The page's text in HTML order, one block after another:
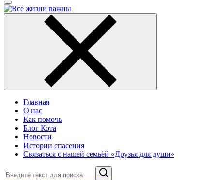
Главная
О нас
Как помочь
Блог Кота
Новости
Истории спасения
Связаться с нашей семьёй «Друзья для души»
Поиск